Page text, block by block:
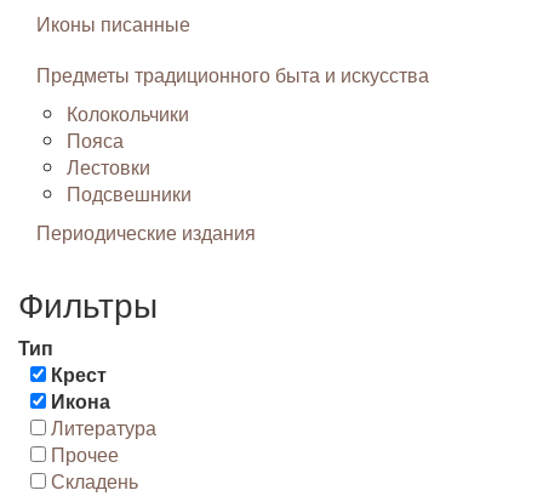
Иконы писанные
Предметы традиционного быта и искусства
Колокольчики
Пояса
Лестовки
Подсвешники
Периодические издания
Фильтры
Тип
Крест
Икона
Литература
Прочее
Складень